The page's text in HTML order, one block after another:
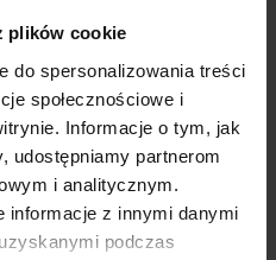
plików cookie
do spersonalizowania treści
społecznościowe i
Informacje o tym, jak
udostępniamy partnerom
i analitycznym.
informacje z innymi danymi
podczas
miejsc produktu.
mierzy 45 centymetrów
długości. Warto
na wysokość, która
temu, aby do
właściwą ilość żwirku.
niebieskazostała
materiału, który
jest całkowicie